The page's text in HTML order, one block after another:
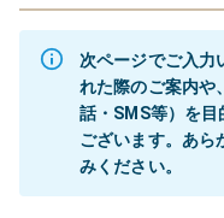
次ページでご入力
れた際のご案内や
話・SMS等）を
ございます。あら
みください。